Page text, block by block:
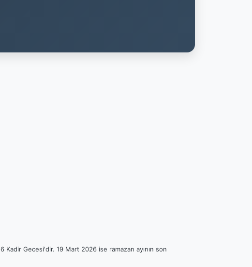
Kadir Gecesi'dir. 19 Mart 2026 ise ramazan ayının son